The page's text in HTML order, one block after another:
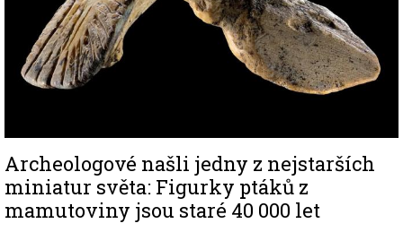
Archeologové našli jedny z nejstarších
miniatur světa: Figurky ptáků z
mamutoviny jsou staré 40 000 let